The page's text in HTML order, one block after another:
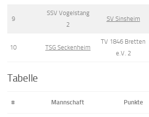
9
SSV Vogelstang
2
SV Sinsheim
10 TSG Seckenheim
TV 1846 Bretten
e.V. 2
Tabelle
# Mannschaft Punkte